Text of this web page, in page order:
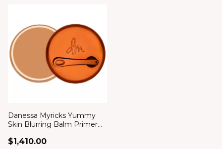
Danessa Myricks Yummy
Skin Blurring Balm Primer
$1,410.00